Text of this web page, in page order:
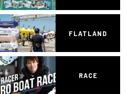
FLATLAND
RACE